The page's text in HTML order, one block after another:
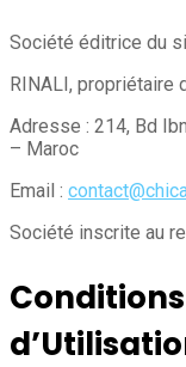
Société éditrice du
RINALI, propriétaire
Adresse : 214, Bd
– Maroc
Email :
Société inscrite au